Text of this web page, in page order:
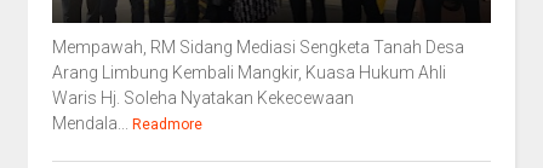
Mempawah, RM Sidang Mediasi Sengketa Tanah Desa
Arang Limbung Kembali Mangkir, Kuasa Hukum Ahli
Waris Hj. Soleha Nyatakan Kekecewaan
Mendala...
Readmore